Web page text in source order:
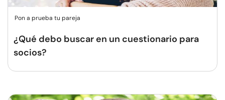
Pon a prueba tu pareja
¿Qué debo buscar en un cuestionario para
socios?